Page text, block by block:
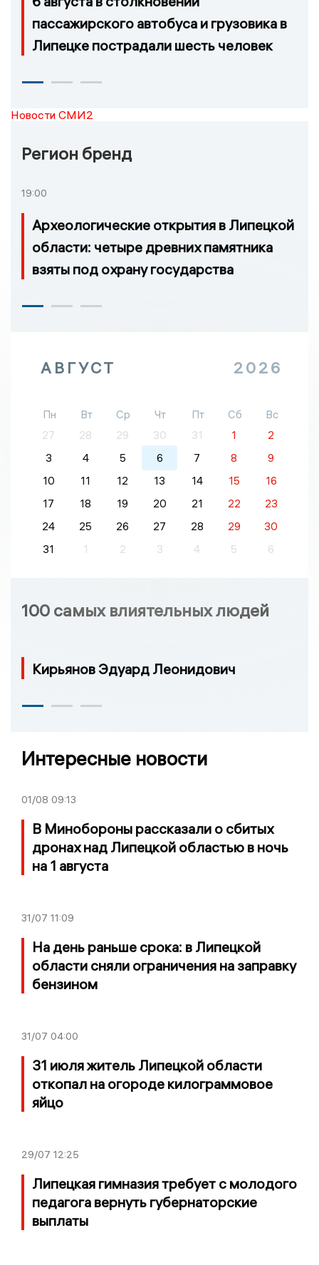
пассажирского автобуса и грузовика в
Липецке пострадали шесть человек
Новости СМИ2
Регион бренд
19:00
Археологические открытия в Липецкой
области: четыре древних памятника
взяты под охрану государства
АВГУСТ 2026
Пн Вт Ср Чт Пт Сб
Вс
27
28 29 30 31 1
2
3
4 5 6 7 8
9
10
11 12 13 14 15
16
17
18 19 20 21 22
23
24
25 26 27 28 29
30
31
1 2 3 4 5 6
100 самых влиятельных людей
Кирьянов Эдуард Леонидович
Интересные новости
01/08 09:13
В Минобороны рассказали о сбитых
дронах над Липецкой областью в ночь
на 1 августа
31/07 11:09
На день раньше срока: в Липецкой
области сняли ограничения на заправку
бензином
31/07 04:00
31 июля житель Липецкой области
откопал на огороде килограммовое
яйцо
29/07 12:25
Липецкая гимназия требует с молодого
педагога вернуть губернаторские
выплаты